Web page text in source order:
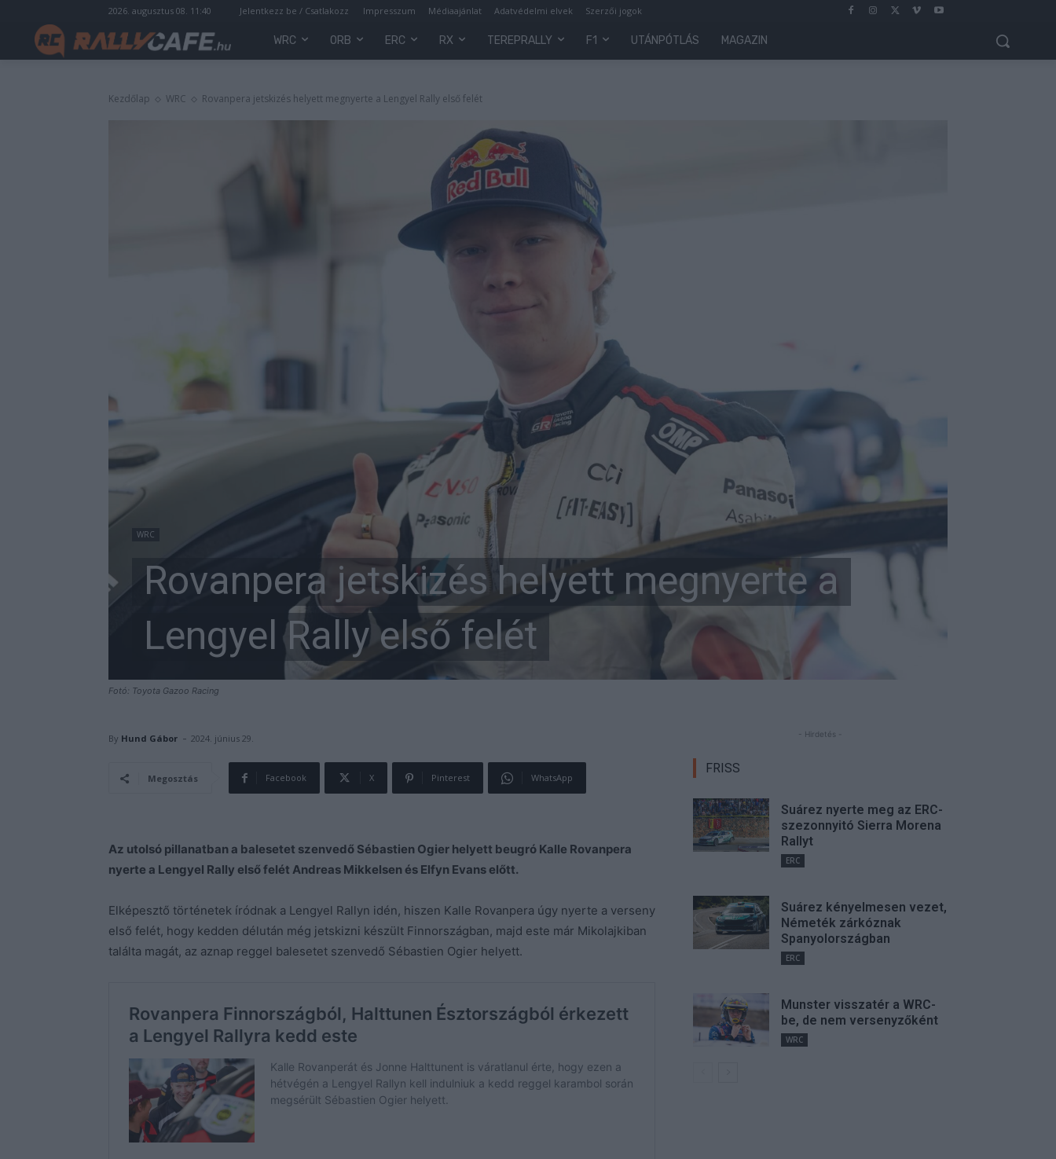
2026. augusztus 08. 11:40 Jelentkezz be / Csatlakozz Impresszum Médiaajánlat Adatvédelmi elvek Szerzői jogok
WRC ORB ERC RX TEREPRALLY F1 UTÁNPÓTLÁS MAGAZIN
Kezdőlap WRC Rovanpera jetskizés helyett megnyerte a Lengyel Rally első felét
Fotó: Toyota Gazoo Racing
WRC
Rovanpera jetskizés helyett megnyerte a
Lengyel Rally első felét
By Hund Gábor - 2024. június 29.
Megosztás Facebook X Pinterest WhatsApp
Az utolsó pillanatban a balesetet szenvedő Sébastien Ogier helyett beugró Kalle Rovanpera
nyerte a Lengyel Rally első felét Andreas Mikkelsen és Elfyn Evans előtt.
Elképesztő történetek íródnak a Lengyel Rallyn idén, hiszen Kalle Rovanpera úgy nyerte a verseny
első felét, hogy kedden délután még jetskizni készült Finnországban, majd este már Mikolajkiban
találta magát, az aznap reggel balesetet szenvedő Sébastien Ogier helyett.
- Hirdetés -
FRISS
Suárez nyerte meg az ERC-
szezonnyitó Sierra Morena
Rallyt
ERC
Suárez kényelmesen vezet,
Németék zárkóznak
Spanyolországban
ERC
Munster visszatér a WRC-
be, de nem versenyzőként
WRC